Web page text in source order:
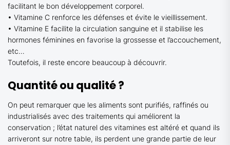
facilitant le bon développement corporel.
• Vitamine C renforce les défenses et évite le vieillissement.
• Vitamine E facilite la circulation sanguine et il stabilise les
hormones féminines en favorise la grossesse et l’accouchement,
etc…
Toutefois, il reste encore beaucoup à découvrir.
Quantité ou qualité ?
On peut remarquer que les aliments sont purifiés, raffinés ou
industrialisés avec des traitements qui améliorent la
conservation ; l’état naturel des vitamines est altéré et quand ils
arriveront sur notre table, ils perdent une grande partie de leur